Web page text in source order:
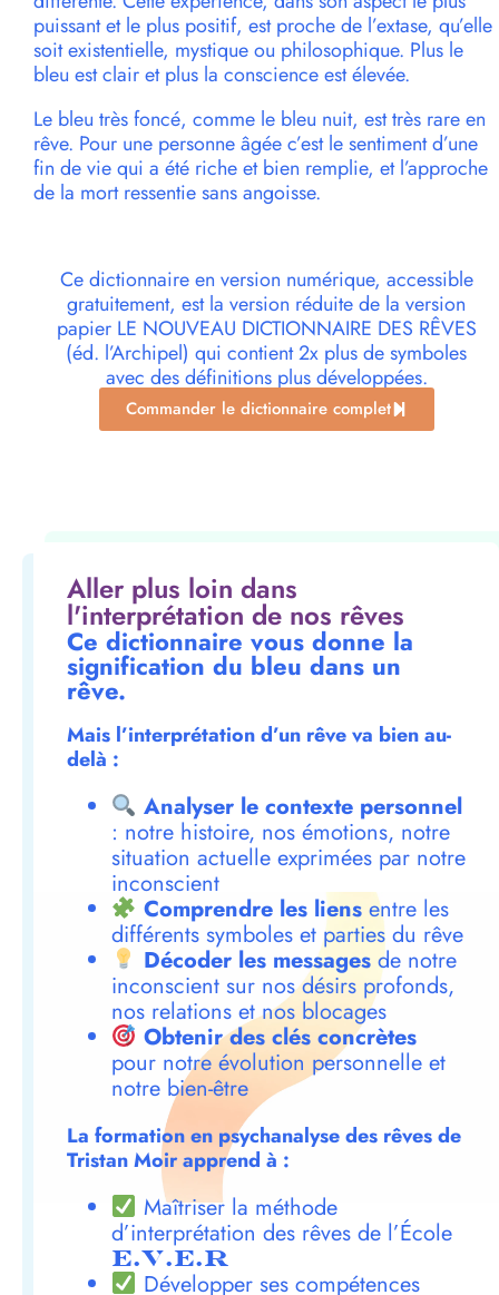
puissant et le plus positif, est proche de l’extase, qu’elle
soit existentielle, mystique ou philosophique. Plus le
bleu est clair et plus la conscience est élevée.
Le bleu très foncé, comme le bleu nuit, est très rare en
rêve. Pour une personne âgée c’est le sentiment d’une
fin de vie qui a été riche et bien remplie, et l’approche
de la mort ressentie sans angoisse.
Ce dictionnaire en version numérique, accessible
gratuitement, est la version réduite de la version
papier LE NOUVEAU DICTIONNAIRE DES RÊVES
(éd. l’Archipel) qui contient 2x plus de symboles
avec des définitions plus développées.
Commander le dictionnaire complet
Aller plus loin dans
l'interprétation de nos rêves
Ce dictionnaire vous donne la
signification du bleu dans un
rêve.
Mais l’interprétation d’un rêve va bien au-
delà :
Analyser le contexte personnel
: notre histoire, nos émotions, notre
situation actuelle exprimées par notre
inconscient
Comprendre les liensentre les
différents symboles et parties du rêve
Décoder les messagesde notre
inconscient sur nos désirs profonds,
nos relations et nos blocages
Obtenir des clés concrètes
pour notre évolution personnelle et
notre bien-être
La formation en psychanalyse des rêves de
Tristan Moir apprend à :
Maîtriser la méthode
d’interprétation des rêves de l’École
E.V.E.R
Développer ses compétences